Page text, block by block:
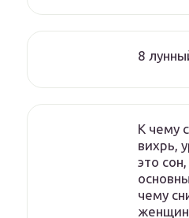
8
К чему
вихрь,
это
чему